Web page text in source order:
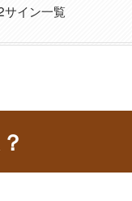
サイン一覧